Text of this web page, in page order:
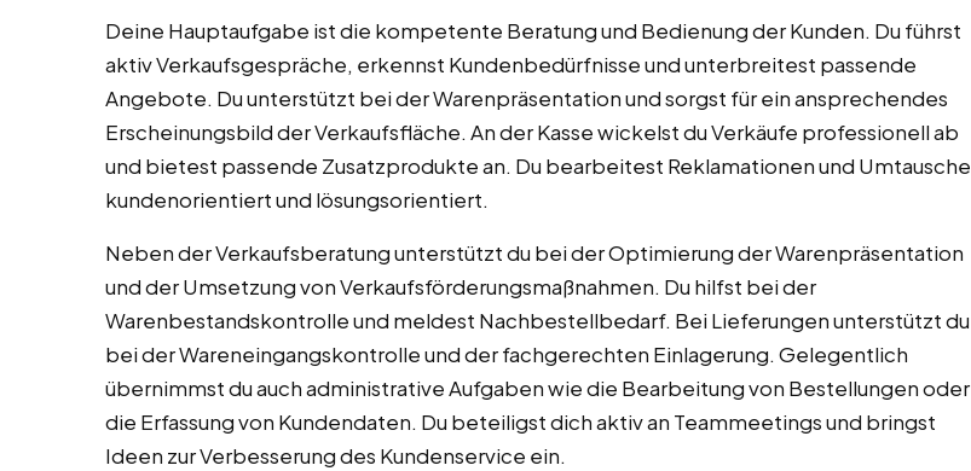
Deine Hauptaufgabe ist die kompetente Beratung und Bedienung der Kunden. Du führst
aktiv Verkaufsgespräche, erkennst Kundenbedürfnisse und unterbreitest passende
Angebote. Du unterstützt bei der Warenpräsentation und sorgst für ein ansprechendes
Erscheinungsbild der Verkaufsfläche. An der Kasse wickelst du Verkäufe professionell ab
und bietest passende Zusatzprodukte an. Du bearbeitest Reklamationen und Umtausche
kundenorientiert und lösungsorientiert.
Neben der Verkaufsberatung unterstützt du bei der Optimierung der Warenpräsentation
und der Umsetzung von Verkaufsförderungsmaßnahmen. Du hilfst bei der
Warenbestandskontrolle und meldest Nachbestellbedarf. Bei Lieferungen unterstützt du
bei der Wareneingangskontrolle und der fachgerechten Einlagerung. Gelegentlich
übernimmst du auch administrative Aufgaben wie die Bearbeitung von Bestellungen oder
die Erfassung von Kundendaten. Du beteiligst dich aktiv an Teammeetings und bringst
Ideen zur Verbesserung des Kundenservice ein.